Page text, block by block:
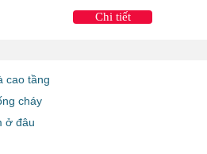
Chi tiết
cao tầng
cháy
ở đâu